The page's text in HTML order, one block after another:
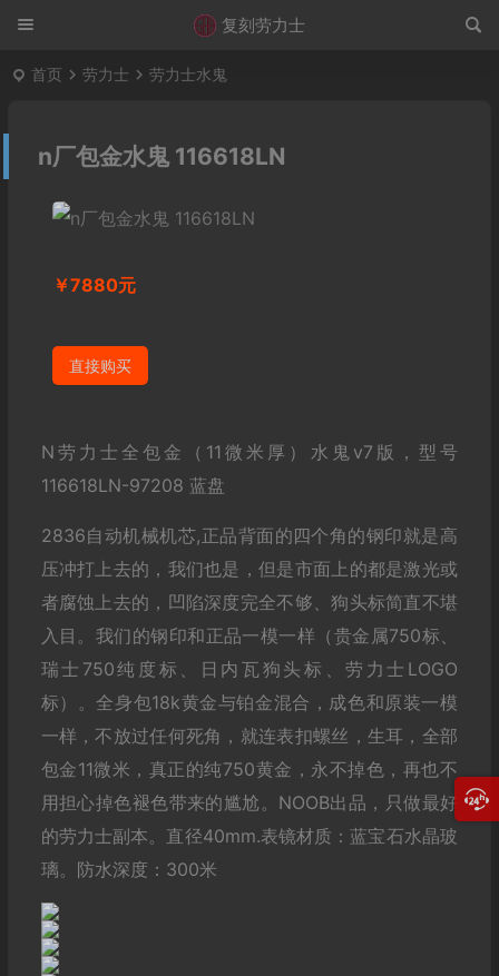
复刻劳力士
首页 劳力士 劳力士水鬼
n厂包金水鬼 116618LN
￥7880元
直接购买
N劳力士全包金（11微米厚）水鬼v7版，型号
116618LN-97208 蓝盘
2836自动机械机芯,正品背面的四个角的钢印就是高
压冲打上去的，我们也是，但是市面上的都是激光或
者腐蚀上去的，凹陷深度完全不够、狗头标简直不堪
入目。我们的钢印和正品一模一样（贵金属750标、
瑞士750纯度标、日内瓦狗头标、劳力士LOGO
标）。全身包18k黄金与铂金混合，成色和原装一模
一样，不放过任何死角，就连表扣螺丝，生耳，全部
包金11微米，真正的纯750黄金，永不掉色，再也不
用担心掉色褪色带来的尴尬。NOOB出品，只做最好
的劳力士副本。直径40mm.表镜材质：蓝宝石水晶玻
璃。防水深度：300米